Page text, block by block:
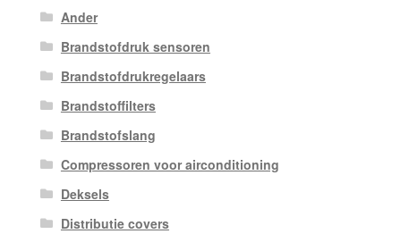
Ander
Brandstofdruk sensoren
Brandstofdrukregelaars
Brandstoffilters
Brandstofslang
Compressoren voor airconditioning
Deksels
Distributie covers